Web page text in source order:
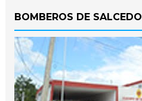
BOMBEROS DE SALCEDO